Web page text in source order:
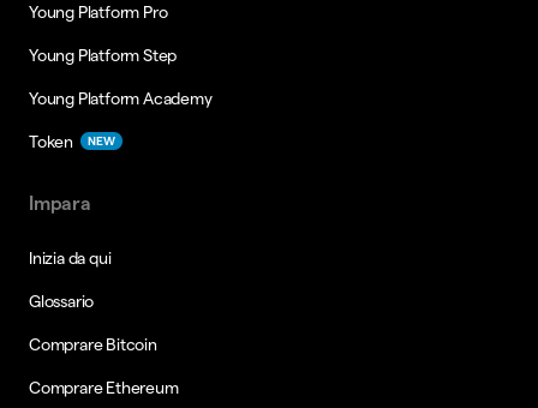
Young Platform Pro
Young Platform Step
Young Platform Academy
Token NEW
Impara
Inizia da qui
Glossario
Comprare Bitcoin
Comprare Ethereum